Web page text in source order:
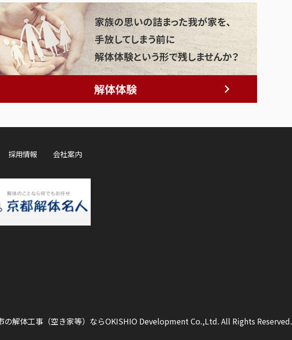
解体体験
採用情報 会社案内
の解体工事（空き家等）ならOKISHIO Development Co.,Ltd. All Rights Reserved.